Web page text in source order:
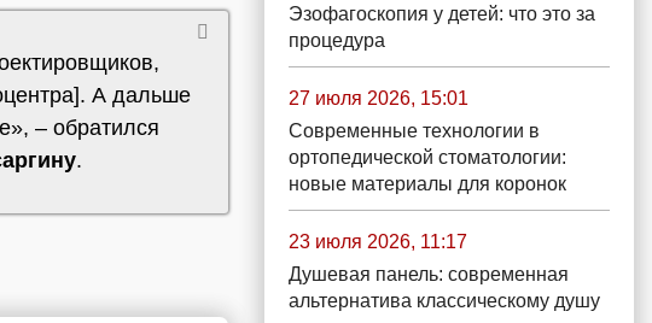
А дальше
– обратился
.
Эзофагоскопия у детей: что это за
процедура
27 июля 2026, 15:01
Современные технологии в
ортопедической стоматологии:
новые материалы для коронок
23 июля 2026, 11:17
Душевая панель: современная
альтернатива классическому душу